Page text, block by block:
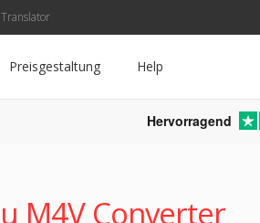
Preisgestaltung Help
Hervorragend
M4V Converter